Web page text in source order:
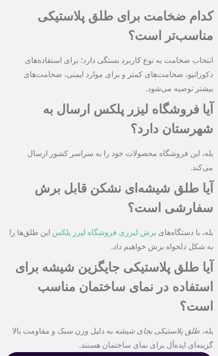
کدام ضخامت برای طلق پلاستیکی
مناسب‌تر است؟
انتخاب ضخامت به نوع کاربرد بستگی دارد؛ برای استفاده‌های
دکوراتیو، ضخامت‌های کمتر و برای موارد ایمنی، ضخامت‌های
بیشتر توصیه می‌شود.
آیا فروشگاه لیزر پلکس ارسال به
شهرستان دارد؟
بله، این فروشگاه محصولات خود را به سراسر کشور ارسال
می‌کند.
آیا طلق شیشه‌ای نشکن قابل برش
سفارشی است؟
بله، با دستگاه‌های برش لیزری فروشگاه لیزر پلکس این طلق‌ها را
به شکل دلخواه برش خواهیم داد.
آیا طلق پلاستیکی جایگزین شیشه برای
استفاده در نمای ساختمان مناسب
است؟
بله، طلق پلاستیکی بجای شیشه به دلیل وزن سبک و مقاومت بالا
گزینه‌ای ایده‌آل برای نمای ساختمان هستند.